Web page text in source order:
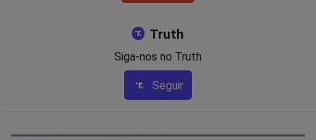
Truth
Siga-nos no Truth
Seguir